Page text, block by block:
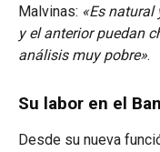
Malvinas: «Es natural
y el anterior puedan
análisis muy pobre».
Su labor en el
Desde su nueva